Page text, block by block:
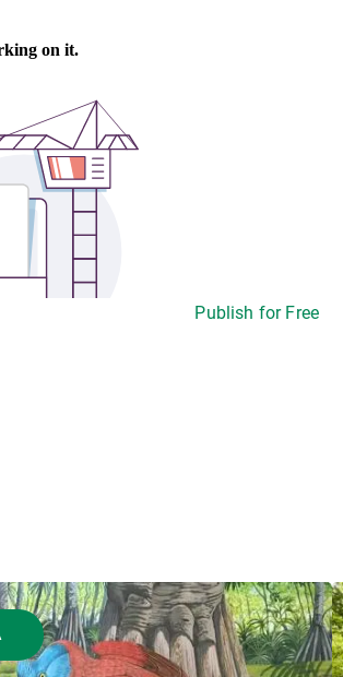
Publish for Free